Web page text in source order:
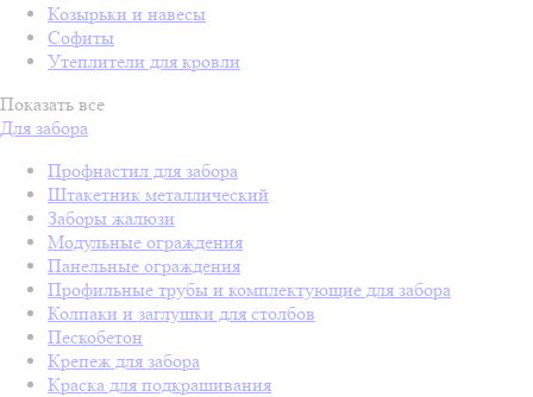
Козырьки и навесы
Софиты
Утеплители для кровли
Показать все
Для забора
Профнастил для забора
Штакетник металлический
Заборы жалюзи
Модульные ограждения
Панельные ограждения
Профильные трубы и комплектующие для забора
Колпаки и заглушки для столбов
Пескобетон
Крепеж для забора
Краска для подкрашивания